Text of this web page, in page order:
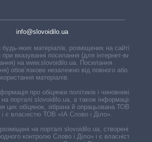
info@slovoidilo.ua
яких матеріалів, розміщених на сайті,
вказуванні посилання (для інтернет-видань
на www.slovoidilo.ua. Посилання
обов’язкове незалежно від повного або
матеріалів.
про обіцянки політиків і чиновників,
порталі slovoidilo.ua, а також інформація про
цих обіцянок, зібрана й опрацьована ТОВ «ІА
і є власністю ТОВ «ІА Слово і Діло».
на порталі slovoidilo.ua, створені ГО
контролю Слово і Діло» і є власністю